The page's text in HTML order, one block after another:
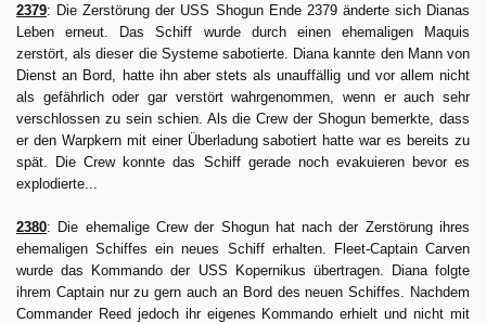
2379: Die Zerstörung der USS Shogun Ende 2379 änderte sich Dianas
Leben erneut. Das Schiff wurde durch einen ehemaligen Maquis
zerstört, als dieser die Systeme sabotierte. Diana kannte den Mann von
Dienst an Bord, hatte ihn aber stets als unauffällig und vor allem nicht
als gefährlich oder gar verstört wahrgenommen, wenn er auch sehr
verschlossen zu sein schien. Als die Crew der Shogun bemerkte, dass
er den Warpkern mit einer Überladung sabotiert hatte war es bereits zu
spät. Die Crew konnte das Schiff gerade noch evakuieren bevor es
explodierte...
2380: Die ehemalige Crew der Shogun hat nach der Zerstörung ihres
ehemaligen Schiffes ein neues Schiff erhalten. Fleet-Captain Carven
wurde das Kommando der USS Kopernikus übertragen. Diana folgte
ihrem Captain nur zu gern auch an Bord des neuen Schiffes. Nachdem
Commander Reed jedoch ihr eigenes Kommando erhielt und nicht mit